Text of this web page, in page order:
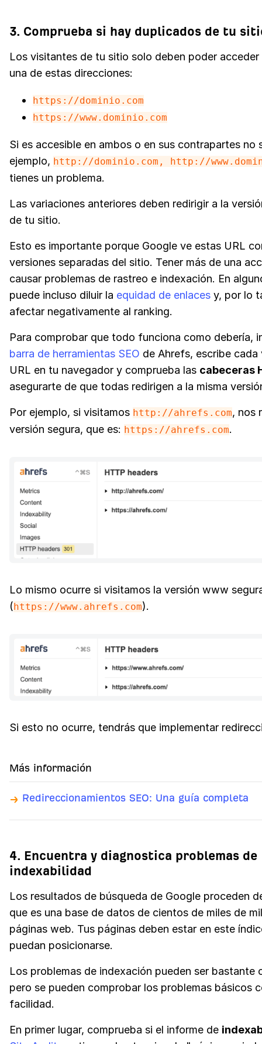
3. Comprueba si hay duplicados de tu
Los visitantes de tu sitio solo deben poder acceder
una de estas direcciones:
https://dominio.com
https://www.dominio.com
Si es accesible en ambos o en sus contrapartes no
ejemplo, http://dominio.com, http://
tienes un problema.
Las variaciones anteriores deben redirigir a la
de tu sitio.
Esto es importante porque Google ve estas URL
versiones separadas del sitio. Tener más de una
causar problemas de rastreo e indexación. En
puede incluso diluir la equidad de enlaces y, por lo
afectar negativamente al ranking.
Para comprobar que todo funciona como debería,
barra de herramientas SEO de Ahrefs, escribe cada
URL en tu navegador y comprueba las cabeceras
asegurarte de que todas redirigen a la misma
Por ejemplo, si visitamos http://ahrefs.com, nos
versión segura, que es: https://ahrefs.com.
Lo mismo ocurre si visitamos la versión www
(https://www.ahrefs.com).
Si esto no ocurre, tendrás que implementar
Más información
Redireccionamientos SEO: Una guía completa
4. Encuentra y diagnostica problemas de
indexabilidad
Los resultados de búsqueda de Google proceden
que es una base de datos de cientos de miles de
páginas web. Tus páginas deben estar en este
puedan posicionarse.
Los problemas de indexación pueden ser bastante
pero se pueden comprobar los problemas básicos
facilidad.
En primer lugar, comprueba si el informe de